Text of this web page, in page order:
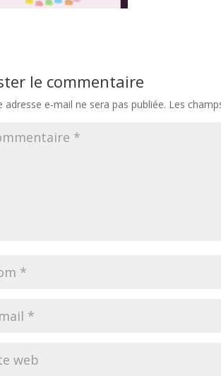
le commentaire
adresse e-mail ne sera pas publiée. Les